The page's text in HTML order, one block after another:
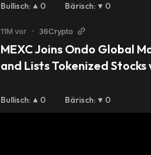
Bullisch: 0 Bärisch: 0
11M vor • 36Crypto
MEXC Joins Ondo Global
and Lists Tokenized
Bullisch: 0 Bärisch: 0